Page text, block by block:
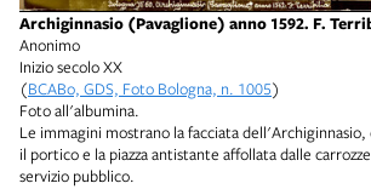
Archiginnasio (Pavaglione) anno 1592. F.
Anonimo
Inizio secolo XX
(BCABo, GDS, Foto Bologna, n. 1005)
Foto all'albumina.
Le immagini mostrano la facciata
il portico e la piazza antistante affollata dalle
servizio pubblico.